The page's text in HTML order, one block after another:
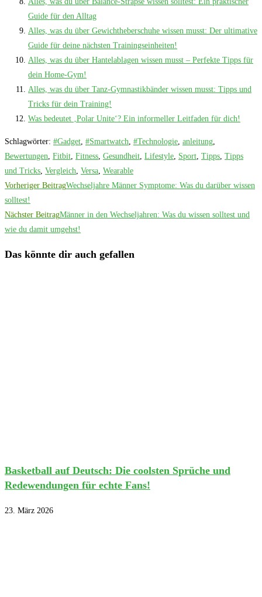
Guide für den Alltag
Alles, was du über Gewichtheberschuhe wissen musst: Der ultimative
Guide für deine nächsten Trainingseinheiten!
Alles, was du über Hantelablagen wissen musst – Perfekte Tipps für
dein Home-Gym!
Alles, was du über Tanz-Gymnastikbänder wissen musst: Tipps und
Tricks für dein Training!
Was bedeutet ‚Polar Unite‘? Ein informeller Leitfaden für dich!
Schlagwörter: #Gadget, #Smartwatch, #Technologie, anleitung,
Bewertungen, Fitbit, Fitness, Gesundheit, Lifestyle, Sport, Tipps, Tipps
und Tricks, Vergleich, Versa, Wearable
Weitere
Artikel
ansehen
Vorheriger BeitragWechseljahre Männer Symptome: Was du darüber wissen
solltest!
Nächster BeitragMänner in den Wechseljahren: Was du wissen solltest und
wie du damit umgehst!
Das könnte dir auch gefallen
Basketball auf Deutsch: Die coolsten Sprüche und
Redewendungen für echte Fans!
23. März 2026